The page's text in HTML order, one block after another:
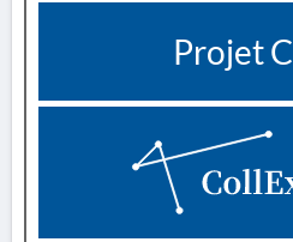
Projet